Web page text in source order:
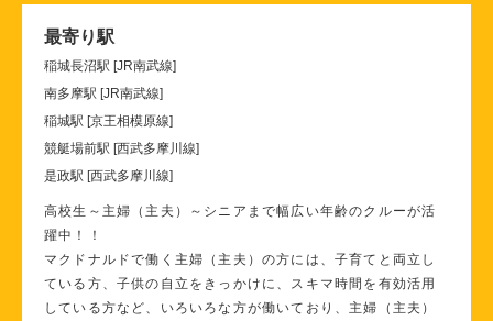
最寄り駅
稲城長沼駅 [JR南武線]
南多摩駅 [JR南武線]
稲城駅 [京王相模原線]
競艇場前駅 [西武多摩川線]
是政駅 [西武多摩川線]
高校生～主婦（主夫）～シニアまで幅広い年齢のクルーが活
躍中！！
マクドナルドで働く主婦（主夫）の方には、子育てと両立し
ている方、子供の自立をきっかけに、スキマ時間を有効活用
している方など、いろいろな方が働いており、主婦（主夫）